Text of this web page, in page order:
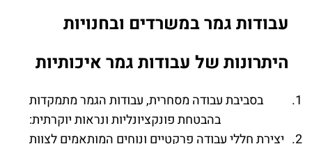
עבודות גמר במשרדים ובחנויות
בסביבת עבודה מסחרית, עבודות הגמר מתמקדות
בהבטחת פונקציונליות ונראות יוקרתית:
יצירת חללי עבודה פרקטיים ונוחים המותאמים לצוות
היתרונות של עבודות גמר איכותיות